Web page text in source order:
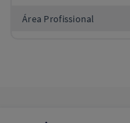
Área Profissional